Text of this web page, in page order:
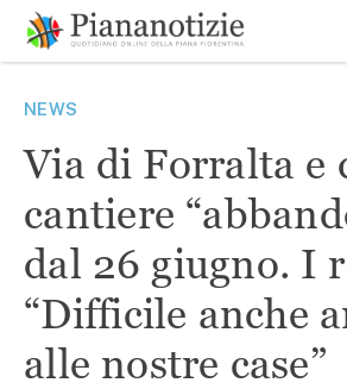
contenuto
SEARCH
NEWS
Via di Forralta e
cantiere
dal 26 giugno. I
“Difficile anche
alle nostre case”